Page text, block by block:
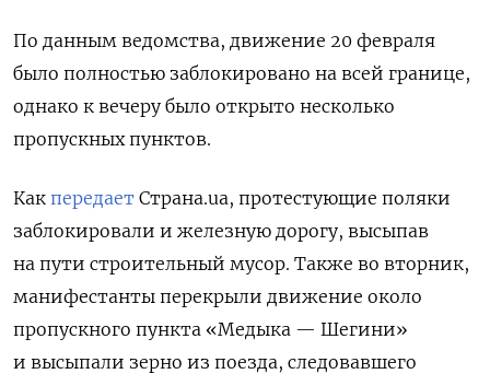
По данным ведомства, движение 20 февраля
было полностью заблокировано на всей границе,
однако к вечеру было открыто несколько
пропускных пунктов.
Как передает Страна.ua, протестующие поляки
заблокировали и железную дорогу, высыпав
на пути строительный мусор. Также во вторник,
манифестанты перекрыли движение около
пропускного пункта «Медыка — Шегини»
и высыпали зерно из поезда, следовавшего